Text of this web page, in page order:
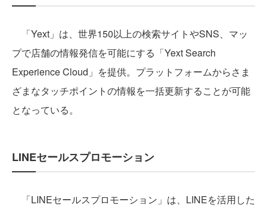
「Yext」は、世界150以上の検索サイトやSNS、マッ
プで店舗の情報発信を可能にする「Yext Search
Experience Cloud」を提供。プラットフォームからさま
ざまなタッチポイントの情報を一括更新することが可能
となっている。
LINEセールスプロモーション
「LINEセールスプロモーション」は、LINEを活用した